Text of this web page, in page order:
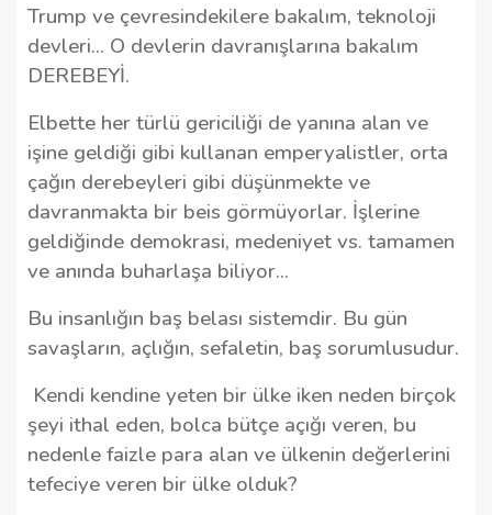
Trump ve çevresindekilere bakalım, teknoloji
devleri... O devlerin davranışlarına bakalım
DEREBEYİ.
Elbette her türlü gericiliği de yanına alan ve
işine geldiği gibi kullanan emperyalistler, orta
çağın derebeyleri gibi düşünmekte ve
davranmakta bir beis görmüyorlar. İşlerine
geldiğinde demokrasi, medeniyet vs. tamamen
ve anında buharlaşa biliyor...
Bu insanlığın baş belası sistemdir. Bu gün
savaşların, açlığın, sefaletin, baş sorumlusudur.
Kendi kendine yeten bir ülke iken neden birçok
şeyi ithal eden, bolca bütçe açığı veren, bu
nedenle faizle para alan ve ülkenin değerlerini
tefeciye veren bir ülke olduk?